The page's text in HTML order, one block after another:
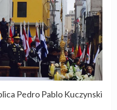
Pedro Pablo Kuczynski